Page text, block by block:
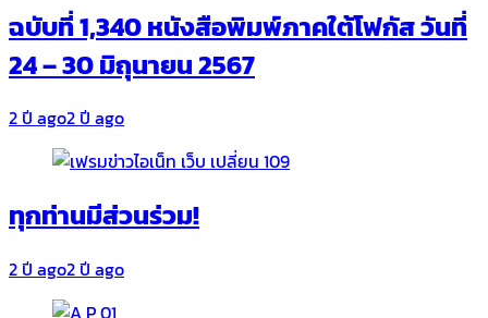
ฉบับที่ 1,340 หนังสือพิมพ์ภาคใต้โฟกัส วันที่
24 – 30 มิถุนายน 2567
2 ปี ago2 ปี ago
ทุกท่านมีส่วนร่วม!
2 ปี ago2 ปี ago